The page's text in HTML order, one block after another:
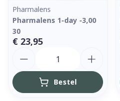
Pharmalens
Pharmalens 1-day -3,00
30
€ 23,95
Bestel